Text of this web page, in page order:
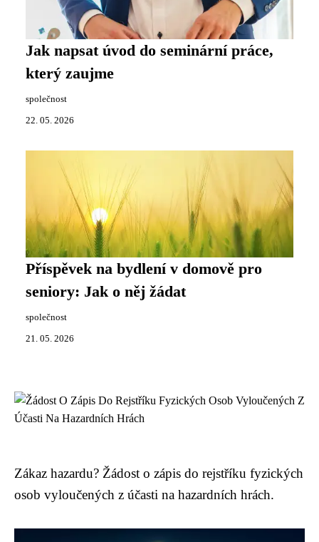
Jak napsat úvod do seminární práce,
který zaujme
společnost
22. 05. 2026
Příspěvek na bydlení v domově pro
seniory: Jak o něj žádat
společnost
21. 05. 2026
Zákaz hazardu? Žádost o zápis do rejstříku fyzických
osob vyloučených z účasti na hazardních hrách.